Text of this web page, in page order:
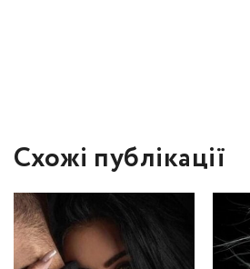
Схожі публікації